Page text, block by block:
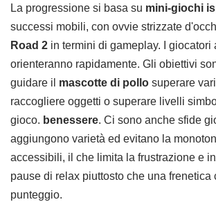
La progressione si basa su mini-giochi
successi mobili, con ovvie strizzate
Road 2 in termini di gameplay. I giocatori
orienteranno rapidamente. Gli obiettivi
guidare il mascotte di pollo superare
raccogliere oggetti o superare livelli
gioco. benessere. Ci sono anche sfide
aggiungono varietà ed evitano la
accessibili, il che limita la frustrazione e
pause di relax piuttosto che una frenetica
punteggio.